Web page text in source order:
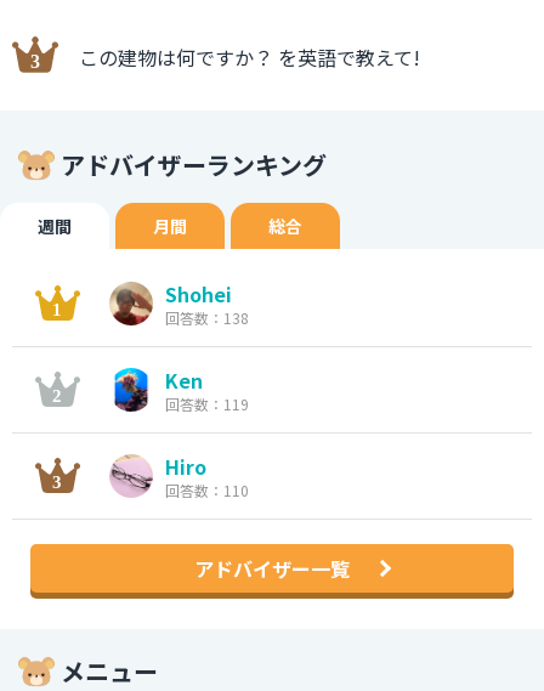
この建物は何ですか？ を英語で教えて!
アドバイザーランキング
週間 月間 総合
Shohei
回答数：138
Ken
回答数：119
Hiro
回答数：110
アドバイザー一覧
メニュー